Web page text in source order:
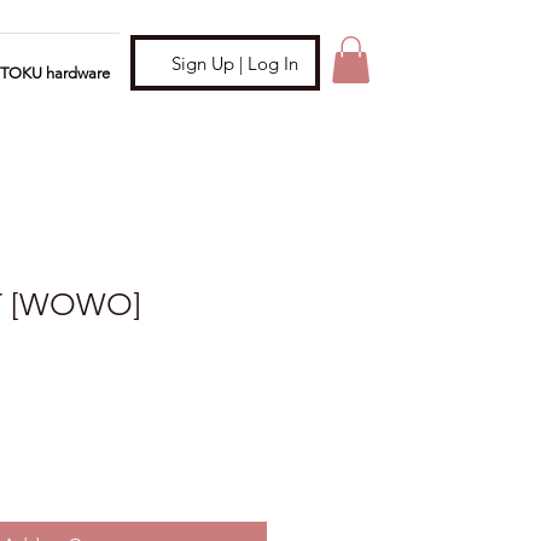
hardware Sign Up | Log In
[WOWO]